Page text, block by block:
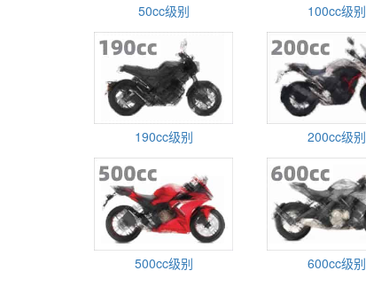
50cc级别 100cc级别
190cc级别 200cc级别
500cc级别 600cc级别